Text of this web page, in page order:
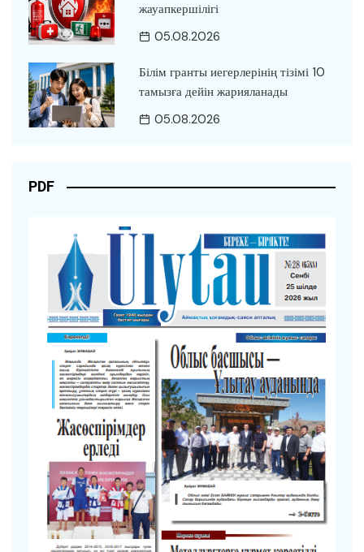
жауапкершілігі
05.08.2026
Білім гранты иегерлерінің тізімі 10
тамызға дейін жарияланады
05.08.2026
PDF